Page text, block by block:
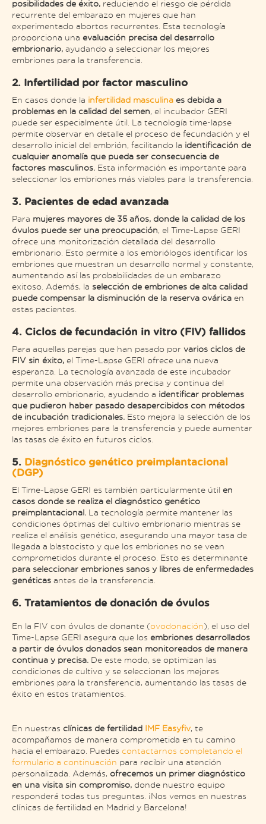
posibilidades de éxito, reduciendo el riesgo de pérdida
recurrente del embarazo en mujeres que han
experimentado abortos recurrentes. Esta tecnología
proporciona una evaluación precisa del desarrollo
embrionario, ayudando a seleccionar los mejores
embriones para la transferencia​.
2. Infertilidad por factor masculino
En casos donde la infertilidad masculina es debida a
problemas en la calidad del semen, el incubador GERI
puede ser especialmente útil. La tecnología time-lapse
permite observar en detalle el proceso de fecundación y el
desarrollo inicial del embrión, facilitando la identificación de
cualquier anomalía que pueda ser consecuencia de
factores masculinos. Esta información es importante para
seleccionar los embriones más viables para la transferencia​.
3. Pacientes de edad avanzada
Para mujeres mayores de 35 años, donde la calidad de los
óvulos puede ser una preocupación, el Time-Lapse GERI
ofrece una monitorización detallada del desarrollo
embrionario. Esto permite a los embriólogos identificar los
embriones que muestran un desarrollo normal y constante,
aumentando así las probabilidades de un embarazo
exitoso. Además, la selección de embriones de alta calidad
puede compensar la disminución de la reserva ovárica en
estas pacientes.
4. Ciclos de fecundación in vitro (FIV) fallidos
Para aquellas parejas que han pasado por varios ciclos de
FIV sin éxito, el Time-Lapse GERI ofrece una nueva
esperanza. La tecnología avanzada de este incubador
permite una observación más precisa y continua del
desarrollo embrionario, ayudando a identificar problemas
que pudieron haber pasado desapercibidos con métodos
de incubación tradicionales. Esto mejora la selección de los
mejores embriones para la transferencia y puede aumentar
las tasas de éxito en futuros ciclos.
5. Diagnóstico genético preimplantacional
(DGP)
El Time-Lapse GERI es también particularmente útil en
casos donde se realiza el diagnóstico genético
preimplantacional. La tecnología permite mantener las
condiciones óptimas del cultivo embrionario mientras se
realiza el análisis genético, asegurando una mayor tasa de
llegada a blastocisto y que los embriones no se vean
comprometidos durante el proceso. Esto es determinante
para seleccionar embriones sanos y libres de enfermedades
genéticas antes de la transferencia​.
6. Tratamientos de donación de óvulos
En la FIV con óvulos de donante (ovodonación), el uso del
Time-Lapse GERI asegura que los embriones desarrollados
a partir de óvulos donados sean monitoreados de manera
continua y precisa. De este modo, se optimizan las
condiciones de cultivo y se seleccionan los mejores
embriones para la transferencia, aumentando las tasas de
éxito en estos tratamientos​.
En nuestras clínicas de fertilidad IMF Easyfiv, te
acompañamos de manera comprometida en tu camino
hacia el embarazo. Puedes contactarnos completando el
formulario a continuación para recibir una atención
personalizada. Además, ofrecemos un primer diagnóstico
en una visita sin compromiso, donde nuestro equipo
responderá todas tus preguntas. ¡Nos vemos en nuestras
clínicas de fertilidad en Madrid y Barcelona!